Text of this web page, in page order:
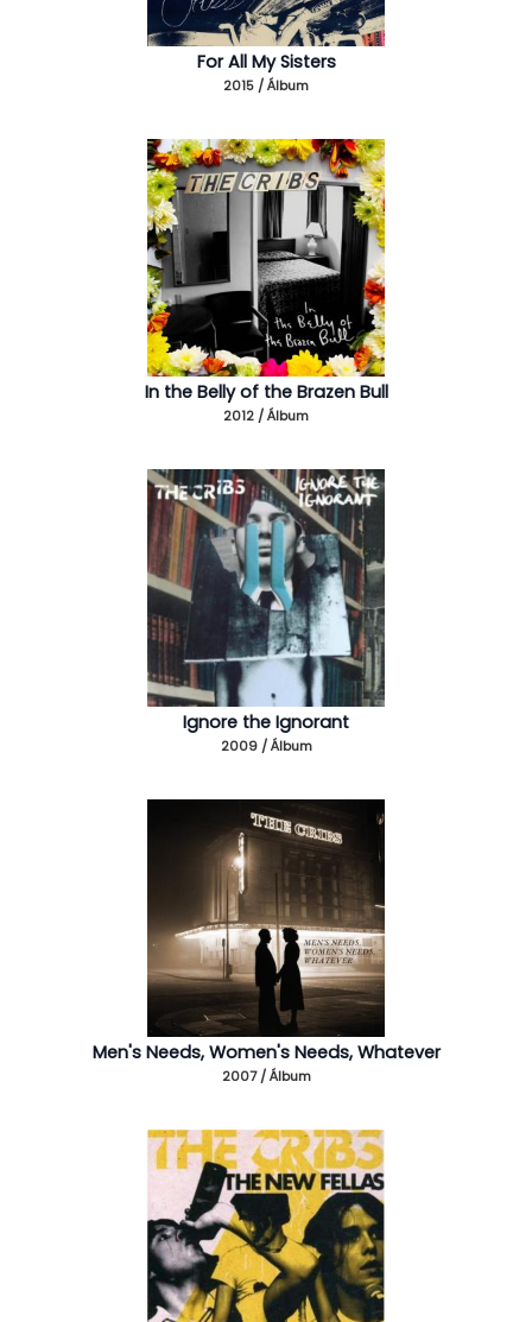
For All My Sisters
2015 / Álbum
In the Belly of the Brazen Bull
2012 / Álbum
Ignore the Ignorant
2009 / Álbum
Men's Needs, Women's Needs, Whatever
2007 / Álbum